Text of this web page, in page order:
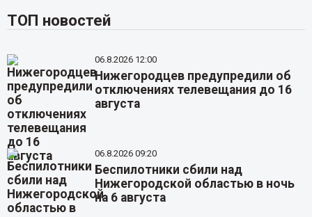
ТОП новостей
06.8.2026 12:00
Нижегородцев предупредили об
отключениях телевещания до 16
августа
06.8.2026 09:20
Беспилотники сбили над
Нижегородской областью в ночь
на 6 августа